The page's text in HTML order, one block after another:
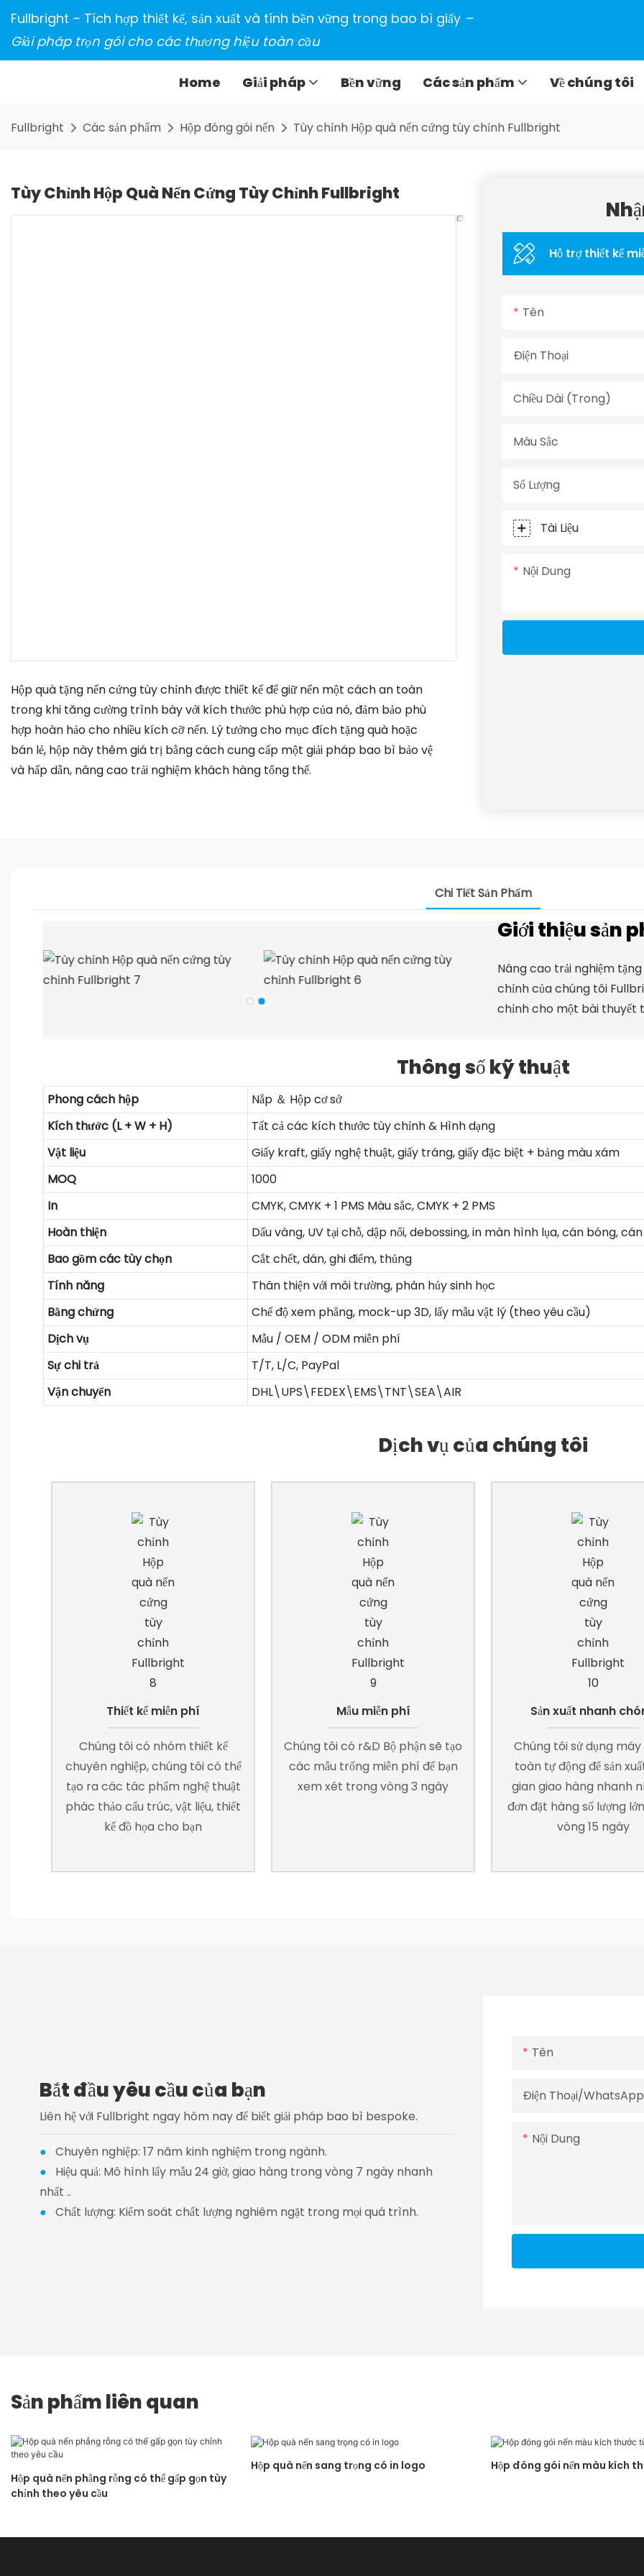
Fullbright – Tích hợp thiết kế, sản xuất và tính bền vững trong bao bì giấy –
Giải pháp trọn gói cho các thương hiệu toàn cầu
Home Giải pháp Bền vững Các sản phẩm Về chúng tôi
Fullbright Các sản phẩm Hộp đóng gói nến Tùy chỉnh Hộp quà nến cứng tùy chỉnh Fullbright
Tùy Chỉnh Hộp Quà Nến Cứng Tùy Chỉnh Fullbright
Hộp quà tặng nến cứng tùy chỉnh được thiết kế để giữ nến một cách an toàn
trong khi tăng cường trình bày với kích thước phù hợp của nó, đảm bảo phù
hợp hoàn hảo cho nhiều kích cỡ nến. Lý tưởng cho mục đích tặng quà hoặc
bán lẻ, hộp này thêm giá trị bằng cách cung cấp một giải pháp bao bì bảo vệ
và hấp dẫn, nâng cao trải nghiệm khách hàng tổng thể.
Hỗ trợ thiết kế
Tên
Điện Thoại
Chiều Dài (trong)
Màu Sắc
Số Lượng
Tài Liệu
Nội Dung
Chi Tiết Sản Phẩm
Giới thiệu sản
Nâng cao trải nghiệm
chỉnh của chúng tôi
chỉnh cho một bài thuyết
Thông số kỹ thuật
Phong cách hộp
Nắp ＆ Hộp cơ sở
Kích thước (L + W + H)
Tất cả các kích thước tùy chỉnh & Hình dạng
Vật liệu
Giấy kraft, giấy nghệ thuật, giấy tráng, giấy đặc biệt + bảng màu xám
MOQ
1000
In
CMYK, CMYK + 1 PMS Màu sắc, CMYK + 2 PMS
Hoàn thiện
Dấu vàng, UV tại chỗ, dập nổi, debossing, in màn hình lụa, cán bóng,
Bao gồm các tùy chọn
Cắt chết, dán, ghi điểm, thủng
Tính năng
Thân thiện với môi trường, phân hủy sinh học
Bằng chứng
Chế độ xem phẳng, mock-up 3D, lấy mẫu vật lý (theo yêu cầu)
Dịch vụ
Mẫu / OEM / ODM miễn phí
Sự chi trả
T/T, L/C, PayPal
Vận chuyển
DHL\UPS\FEDEX\EMS\TNT\SEA\AIR
Dịch vụ của chúng tôi
Thiết kế miễn phí
Chúng tôi có nhóm thiết kế
chuyên nghiệp, chúng tôi có thể
tạo ra các tác phẩm nghệ thuật
phác thảo cấu trúc, vật liệu, thiết
kế đồ họa cho bạn
Mẫu miễn phí
Chúng tôi có r&D Bộ phận sẽ tạo
các mẫu trống miễn phí để bạn
xem xét trong vòng 3 ngày
Sản xuất nhanh
Chúng tôi sử dụng
toàn tự động để sản
gian giao hàng nhanh
đơn đặt hàng số lượng
vòng 15 ngày
Bắt đầu yêu cầu của bạn
Liên hệ với Fullbright ngay hôm nay để biết giải pháp bao bì bespoke.
● Chuyên nghiệp: 17 năm kinh nghiệm trong ngành.
●
Hiệu quả: Mô hình lấy mẫu 24 giờ, giao hàng trong vòng 7 ngày nhanh
nhất ..
● Chất lượng: Kiểm soát chất lượng nghiêm ngặt trong mọi quá trình.
Tên
Điện Thoại/WhatsApp
Nội Dung
Sản phẩm liên quan
Hộp quà nến phẳng rỗng có thể gấp gọn tùy
chỉnh theo yêu cầu
Hộp quà nến sang trọng có in logo Hộp đóng gói nến màu kích